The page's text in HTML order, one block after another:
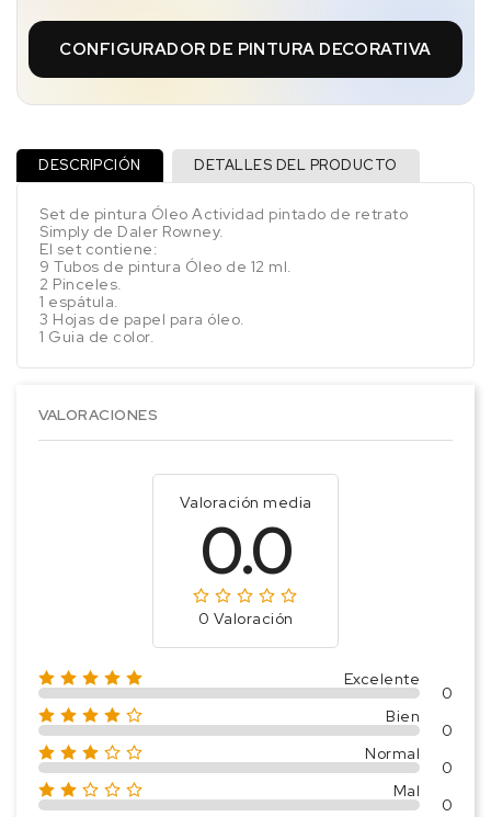
CONFIGURADOR DE PINTURA DECORATIVA
DESCRIPCIÓN DETALLES DEL PRODUCTO
Set de pintura Óleo Actividad pintado de retrato
Simply de Daler Rowney.
El set contiene:
9 Tubos de pintura Óleo de 12 ml.
2 Pinceles.
1 espátula.
3 Hojas de papel para óleo.
1 Guia de color.
VALORACIONES
Valoración media
0.0
0 Valoración
Excelente
0
Bien
0
Normal
0
Mal
0